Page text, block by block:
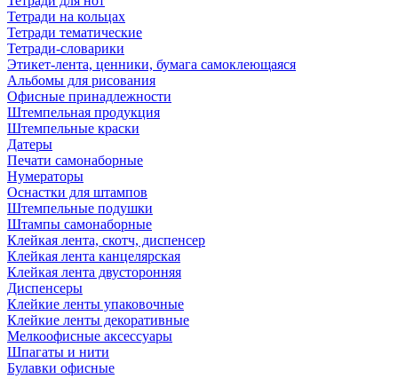
Тетради на кольцах
Тетради тематические
Тетради-словарики
Этикет-лента, ценники, бумага самоклеющаяся
Альбомы для рисования
Офисные принадлежности
Штемпельная продукция
Штемпельные краски
Датеры
Печати самонаборные
Нумераторы
Оснастки для штампов
Штемпельные подушки
Штампы самонаборные
Клейкая лента, скотч, диспенсер
Клейкая лента канцелярская
Клейкая лента двусторонняя
Диспенсеры
Клейкие ленты упаковочные
Клейкие ленты декоративные
Мелкоофисные аксессуары
Шпагаты и нити
Булавки офисные